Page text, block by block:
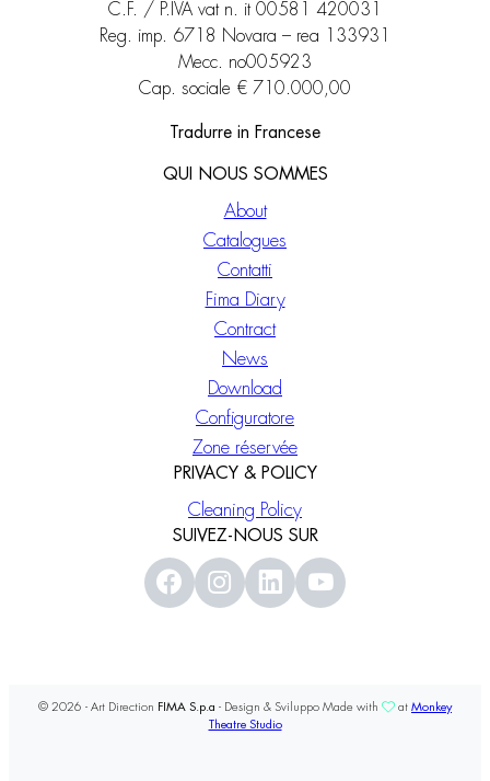
C.F. / P.IVA vat n. it 00581 420031
Reg. imp. 6718 Novara – rea 133931
Mecc. no005923
Cap. sociale € 710.000,00
Tradurre in Francese
QUI NOUS SOMMES
About
Catalogues
Contatti
Fima Diary
Contract
News
Download
Configuratore
Zone réservée
PRIVACY & POLICY
Cleaning Policy
SUIVEZ-NOUS SUR
© 2026 - Art Direction FIMA S.p.a - Design & Sviluppo Made with at Monkey
Theatre Studio